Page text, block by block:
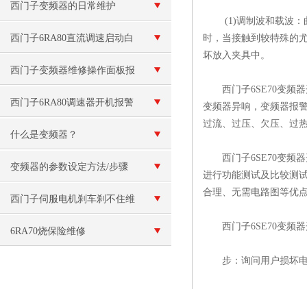
西门子变频器的日常维护
西门子6RA80直流调速启动白
屏故障维修（现场检测）
西门子变频器维修操作面板报
警“E”故障
西门子6RA80调速器开机报警
F60092故障原因分析
什么是变频器？
变频器的参数设定方法/步骤
西门子伺服电机刹车刹不住维
修（刹车线圈烧毁维修）
6RA70烧保险维修
(1)调制波和载波：曲
时，当接触到较特殊的
坏放入夹具中。
西门子6SE70变频器
变频器异响，变频器报
过流、过压、欠压、过
西门子6SE70变频器
进行功能测试及比较测
合理、无需电路图等优
西门子6SE70变频器
步：询问用户损坏电